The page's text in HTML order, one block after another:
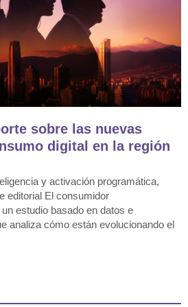
sobre las nuevas
digital en la región
y activación programática,
editorial El consumidor
estudio basado en datos e
analiza cómo están evolucionando el